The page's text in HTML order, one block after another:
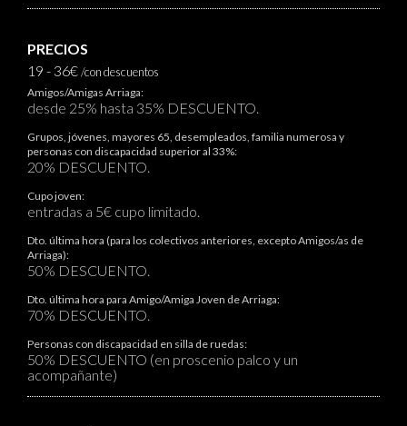
PRECIOS
19 - 36€/con descuentos
Amigos/Amigas Arriaga:
desde 25% hasta 35% DESCUENTO.
Grupos, jóvenes, mayores 65, desempleados, familia numerosa y
personas con discapacidad superior al 33%:
20% DESCUENTO.
Cupo joven:
entradas a 5€ cupo limitado.
Dto. última hora (para los colectivos anteriores, excepto Amigos/as de
Arriaga):
50% DESCUENTO.
Dto. última hora para Amigo/Amiga Joven de Arriaga:
70% DESCUENTO.
Personas con discapacidad en silla de ruedas:
50% DESCUENTO (en proscenio palco y un
acompañante)